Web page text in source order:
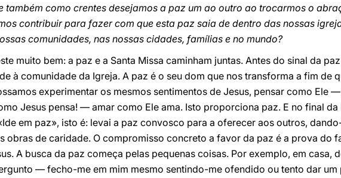
também como crentes desejamos a paz um ao outro ao trocarmos o
contribuir para fazer com que esta paz saia de dentro das nossas
comunidades, nas nossas cidades, famílias e no mundo?
muito bem: a paz e a Santa Missa caminham juntas. Antes do sinal da
à comunidade da Igreja. A paz é o seu dom que nos transforma a fim de
experimentar os mesmos sentimentos de Jesus, pensar como Ele
Jesus pensa! — amar como Ele ama. Isto proporciona paz. E no final da
em paz», isto é: levai a paz convosco para a oferecer aos outros,
obras de caridade. O compromisso concreto a favor da paz é a prova do
A busca da paz começa pelas pequenas coisas. Por exemplo, em casa,
— fecho-me em mim mesmo sentindo-me ofendido ou tento dar um